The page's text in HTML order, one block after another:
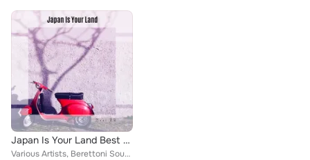
Japan Is Your Land Best 22
Various Artists, Berettoni Sound, Illes & Celia, Mauro Pagliarino, Gianluigi Toso, Garzilli & Maliseno, John Toso, Tony Antony, ...